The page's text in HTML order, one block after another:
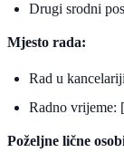
Drugi srodni
Mjesto rada:
Rad u
Radno vrijeme:
Poželjne lične